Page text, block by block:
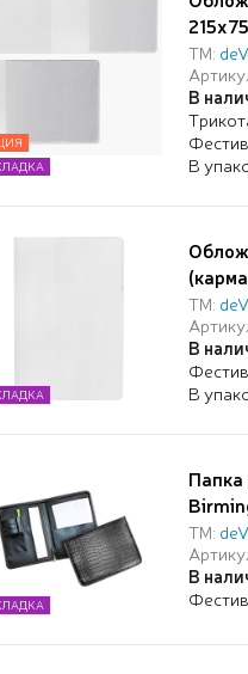
ПВХ
ТМ:
В
В
ТМ:
В
В
Папка
черная
ТМ:
В